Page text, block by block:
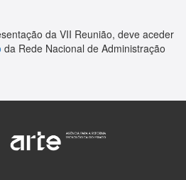
da VII Reunião, deve aceder
da Rede Nacional de Administração